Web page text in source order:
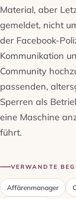
Material, aber
gemeldet, nicht
der Facebook-
Kommunikation
Community
passenden,
Sperren als
eine Maschine
führt.
VERWANDTE
Affärenmanager